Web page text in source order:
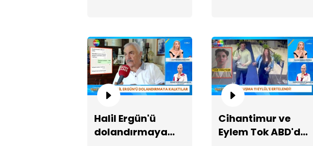
Halil Ergün'ü
dolandırmaya
Cihantimur ve
Eylem Tok ABD'de